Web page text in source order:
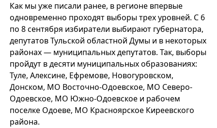
Как мы уже писали ранее, в регионе впервые
одновременно проходят выборы трех уровней. С 6
по 8 сентября избиратели выбирают губернатора,
депутатов Тульской областной Думы и в некоторых
районах — муниципальных депутатов. Так, выборы
пройдут в десяти муниципальных образованиях:
Туле, Алексине, Ефремове, Новогуровском,
Донском, МО Восточно-Одоевское, МО Северо-
Одоевское, МО Южно-Одоевское и рабочем
поселке Одоеве, МО Красноярское Киреевского
района.